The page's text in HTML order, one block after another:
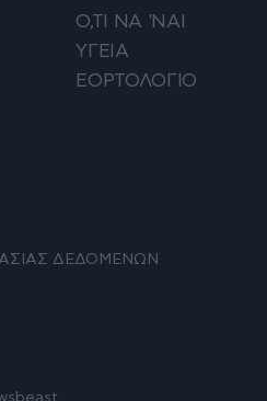
Ο,ΤΙ ΝΑ 'ΝΑΙ
ΥΓΕΙΑ
ΕΟΡΤΟΛΟΓΙΟ
ΔΕΔΟΜΕΝΩΝ